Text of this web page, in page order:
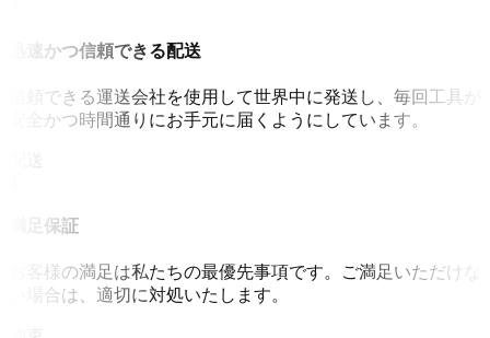
迅速かつ信頼できる配送
信頼できる運送会社を使用して世界中に発送し、毎回工具が
安全かつ時間通りにお手元に届くようにしています。
満足保証
お客様の満足は私たちの最優先事項です。ご満足いただけな
い場合は、適切に対処いたします。